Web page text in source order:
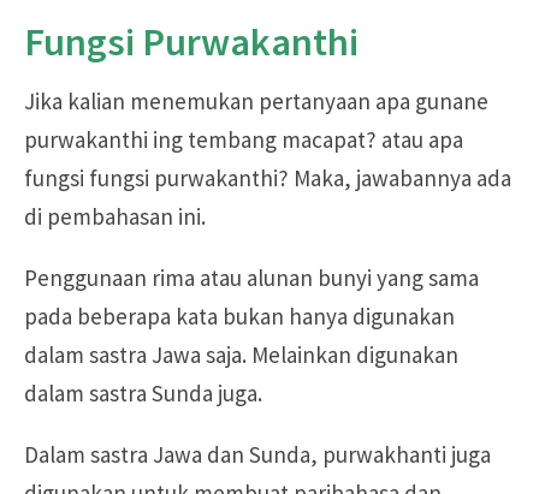
Fungsi Purwakanthi
Jika kalian menemukan pertanyaan apa gunane
purwakanthi ing tembang macapat? atau apa
fungsi fungsi purwakanthi? Maka, jawabannya ada
di pembahasan ini.
Penggunaan rima atau alunan bunyi yang sama
pada beberapa kata bukan hanya digunakan
dalam sastra Jawa saja. Melainkan digunakan
dalam sastra Sunda juga.
Dalam sastra Jawa dan Sunda, purwakhanti juga